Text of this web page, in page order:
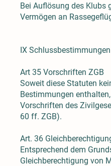
Bei Auflösung des Klubs
Vermögen an
IX Schlussbestimmungen
Art 35 Vorschriften ZGB
Soweit diese Statuten
Bestimmungen
Vorschriften des
60 ff. ZGB).
Art. 36
Entsprechend dem
Gleichberechtigung von